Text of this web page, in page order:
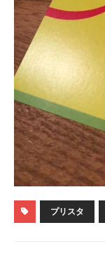
プリスタ